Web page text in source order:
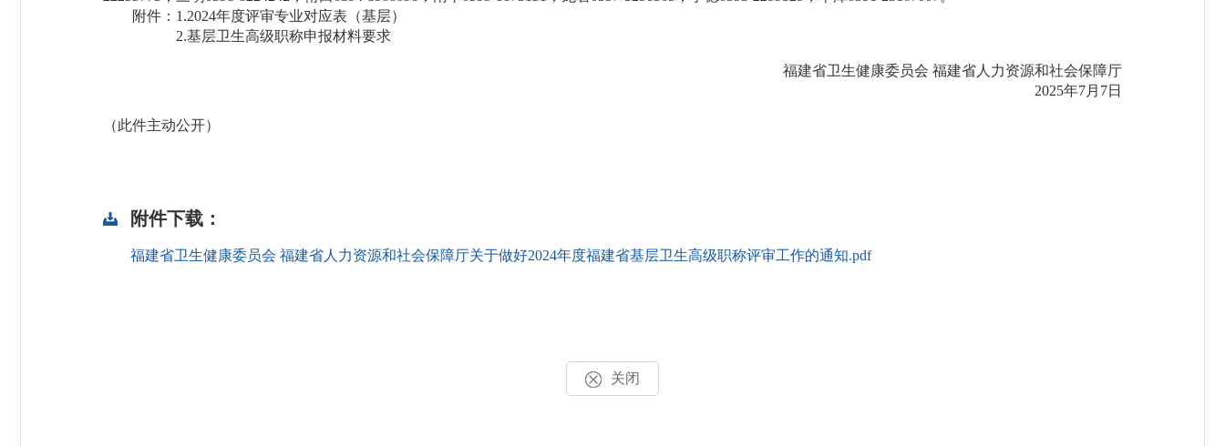
附件：1.2024年度评审专业对应表（基层）
2.基层卫生高级职称申报材料要求
福建省卫生健康委员会 福建省人力资源和社会保障厅
2025年7月7日
（此件主动公开）
附件下载：
福建省卫生健康委员会 福建省人力资源和社会保障厅关于做好2024年度福建省基层卫生高级职称评审工作的通知.pdf
关闭